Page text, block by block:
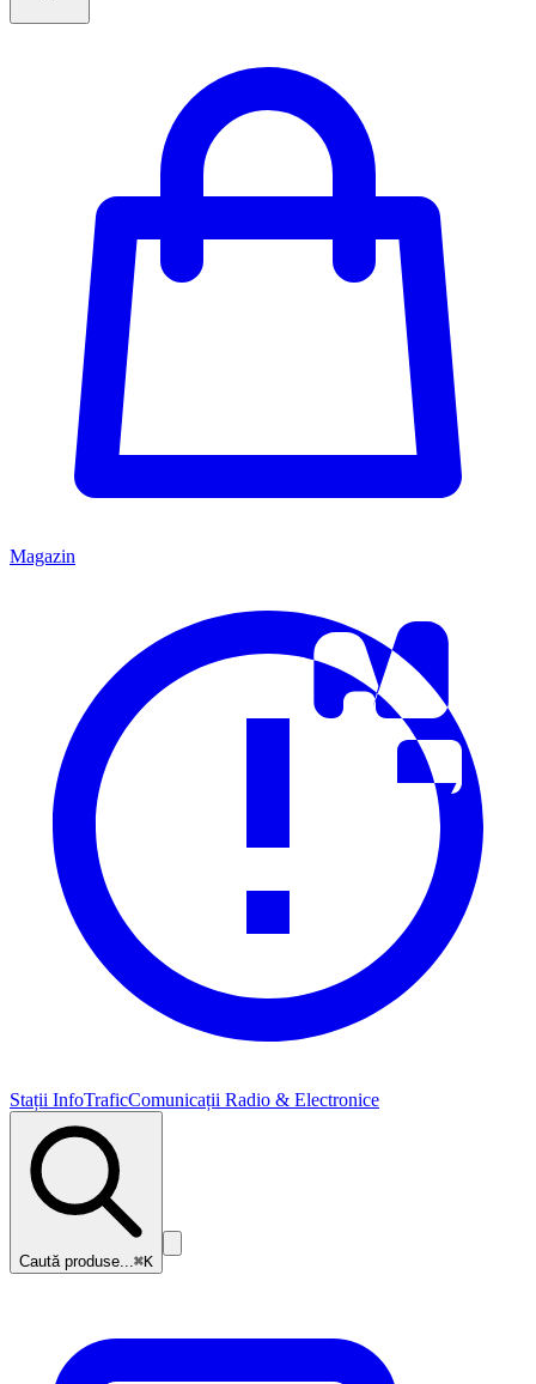
Magazin
Stații InfoTraficComunicații Radio & Electronice
Caută produse...⌘K